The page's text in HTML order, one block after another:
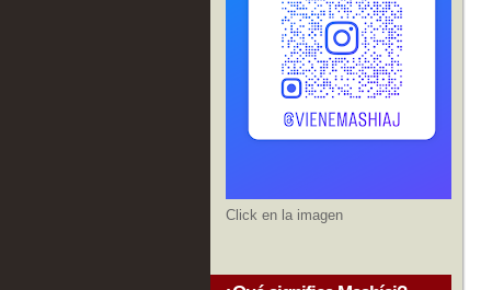
Click en la imagen